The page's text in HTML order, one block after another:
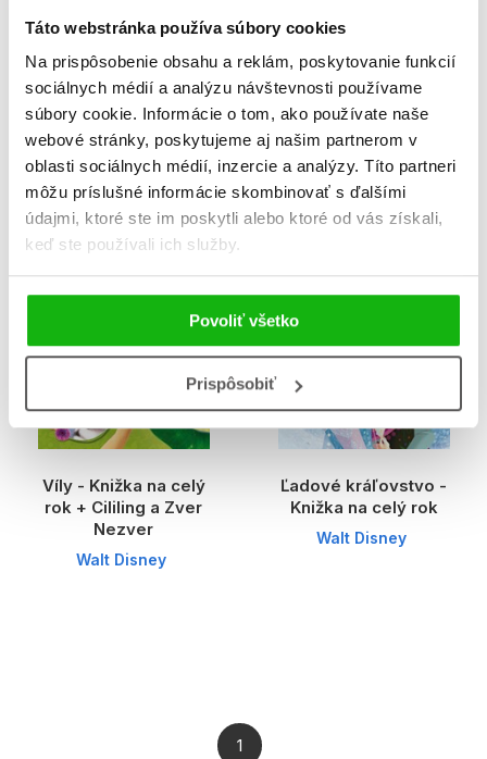
Táto webstránka používa súbory cookies
Na prispôsobenie obsahu a reklám, poskytovanie funkcií
sociálnych médií a analýzu návštevnosti používame
súbory cookie. Informácie o tom, ako používate naše
webové stránky, poskytujeme aj našim partnerom v
oblasti sociálnych médií, inzercie a analýzy. Títo partneri
môžu príslušné informácie skombinovať s ďalšími
údajmi, ktoré ste im poskytli alebo ktoré od vás získali,
keď ste používali ich služby.
Povoliť všetko
Prispôsobiť
Môj supertajný denník
Kolektiv
Bing - Prestieranie na
hranie
Víly - Knižka na celý
rok + Cililing a Zver
Nezver
Walt Disney
Ľadové kráľovstvo -
Knižka na celý rok
Walt Disney
1